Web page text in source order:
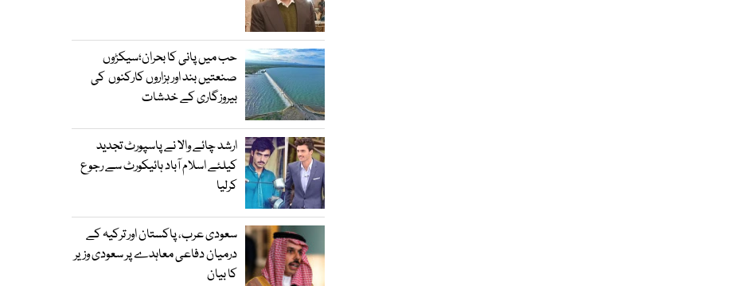
حب میں پانی کا بحران؛سیکڑوں
صنعتیں بند اور ہزاروں کارکنوں کی
بیروزگاری کے خدشات
ارشد چائے والا نے پاسپورٹ تجدید
کیلئے اسلام آباد ہائیکورٹ سے رجوع
کرلیا
سعودی عرب، پاکستان اور ترکیہ کے
درمیان دفاعی معاہدے پر سعودی وزیر
کا بیان